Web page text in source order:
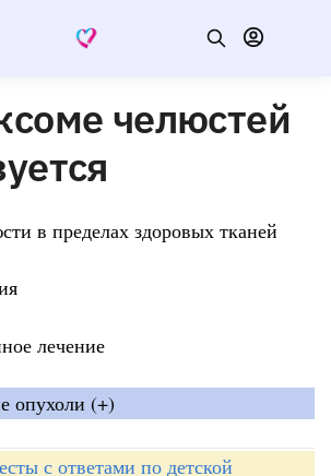
челюстей
в пределах здоровых тканей
лечение
опухоли (+)
с ответами по детской